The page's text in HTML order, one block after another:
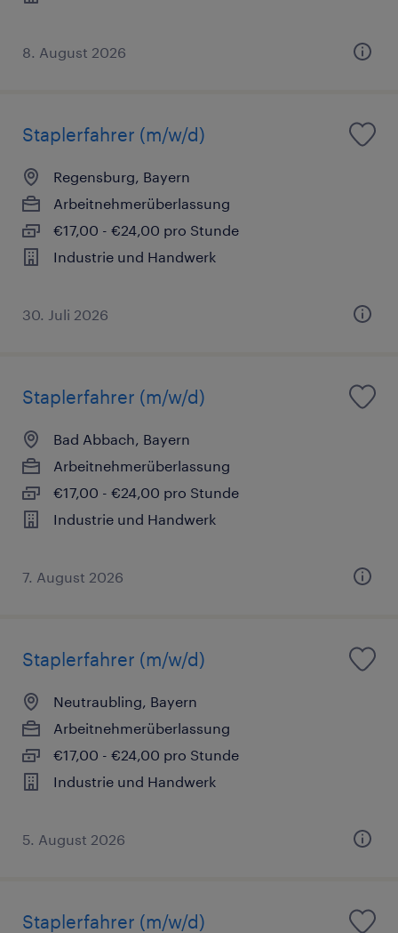
8. August 2026
Staplerfahrer (m/w/d)
Regensburg, Bayern
Arbeitnehmerüberlassung
€17,00 - €24,00 pro Stunde
Industrie und Handwerk
30. Juli 2026
Staplerfahrer (m/w/d)
Bad Abbach, Bayern
Arbeitnehmerüberlassung
€17,00 - €24,00 pro Stunde
Industrie und Handwerk
7. August 2026
Staplerfahrer (m/w/d)
Neutraubling, Bayern
Arbeitnehmerüberlassung
€17,00 - €24,00 pro Stunde
Industrie und Handwerk
5. August 2026
Staplerfahrer (m/w/d)